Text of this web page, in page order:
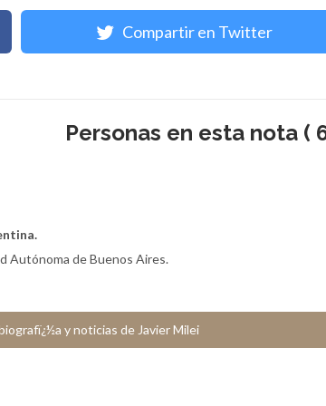
Compartir en Twitter
Personas en esta nota (
Autónoma de Buenos Aires.
y noticias de Javier Milei